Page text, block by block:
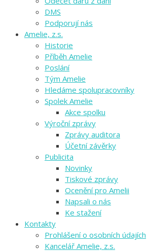
DMS
Podporují nás
Amelie, z.s.
Historie
Příběh Amelie
Poslání
Tým Amelie
Hledáme spolupracovníky
Spolek Amelie
Akce spolku
Výroční zprávy
Zprávy auditora
Účetní závěrky
Publicita
Novinky
Tiskové zprávy
Ocenění pro Amelii
Napsali o nás
Ke stažení
Kontakty
Prohlášení o osobních údajích
Kancelář Amelie, z.s.